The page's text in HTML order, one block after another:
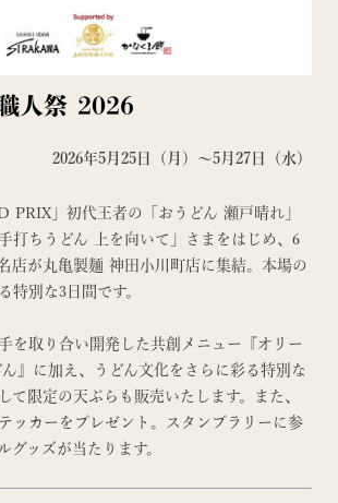
人祭 2026
2026年5月25日（月）～5月27日（水）
PRIX」初代王者の「おうどん 瀬戸晴れ」
打ちうどん 上を向いて」さまをはじめ、6
店が丸亀製麺 神田小川町店に集結。本場の
特別な3日間です。
を取り合い開発した共創メニュー『オリー
』に加え、うどん文化をさらに彩る特別な
て限定の天ぷらも販売いたします。また、
ッカーをプレゼント。スタンプラリーに参
グッズが当たります。